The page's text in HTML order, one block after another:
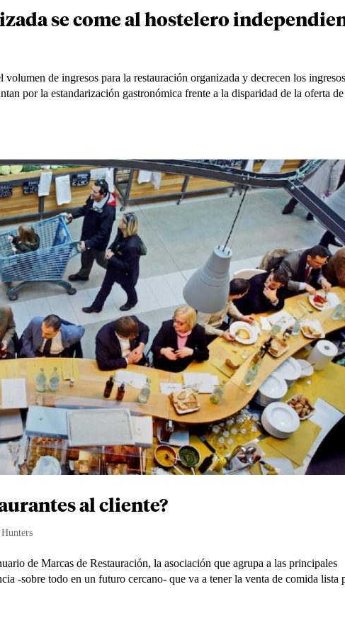
se come al hostelero
de ingresos para la restauración organizada y decrecen los
por la estandarización gastronómica frente a la disparidad de la oferta
al cliente?
,Hunters
de Marcas de Restauración, la asociación que agrupa a las principales
-sobre todo en un futuro cercano- que va a tener la venta de comida lista